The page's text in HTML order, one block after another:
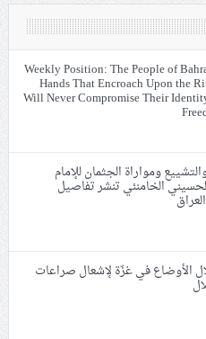
Weekly Position: The People of
Hands That Encroach Upon the
Will Never Compromise Their
ومواراة الجثمان للإمام
الخامنئي تنشر تفاصيل
الأوضاع في غزّة لإشعال صراعات